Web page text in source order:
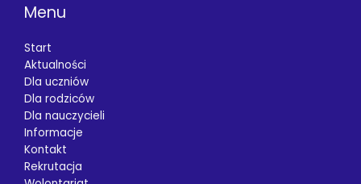
Menu
Start
Aktualności
Dla uczniów
Dla rodziców
Dla nauczycieli
Informacje
Kontakt
Rekrutacja